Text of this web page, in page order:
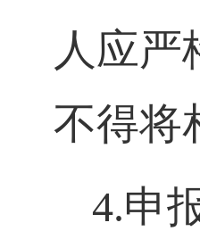
人应
不得将
4.申